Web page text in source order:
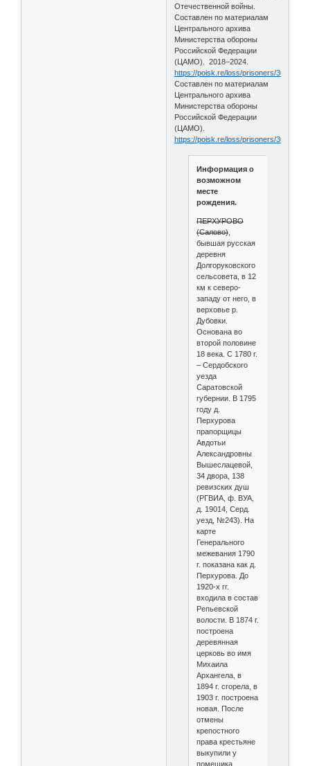
Отечественной войны.
Составлен по материалам
Центрального архива
Министерства обороны
Российской Федерации
(ЦАМО). 2018–2024.
https://poisk.re/loss/prisoners/
Составлен по материалам
Центрального архива
Министерства обороны
Российской Федерации
(ЦАМО).
https://poisk.re/loss/prisoners/
Информация о
возможном
месте
рождения.
ПЕРХУРОВО
(Салово),
бывшая русская
деревня
Долгоруковского
сельсовета, в 12
км к северо-
западу от него, в
верховье р.
Дубовки.
Основана во
второй половине
18 века. С 1780 г.
– Сердобского
уезда
Саратовской
губернии. В 1795
году д.
Перхурова
прапорщицы
Авдотьи
Александровны
Вышеслацевой,
34 двора, 138
ревизских душ
(РГВИА, ф. ВУА,
д. 19014, Серд.
уезд, №243). На
карте
Генерального
межевания 1790
г. показана как д.
Перхурова. До
1920-х гг.
входила в состав
Репьевской
волости. В 1874 г.
построена
деревянная
церковь во имя
Михаила
Архангела, в
1894 г. сгорела, в
1903 г. построена
новая. После
отмены
крепостного
права крестьяне
выкупили у
помещика